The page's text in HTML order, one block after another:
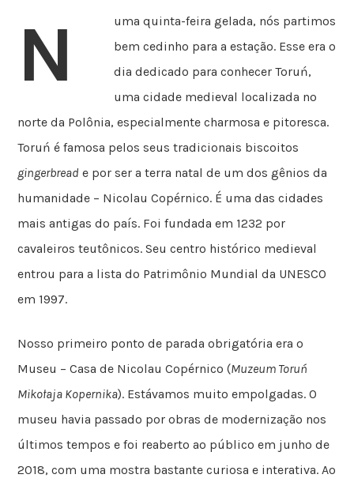
N
uma quinta-feira gelada, nós partimos
bem cedinho para a estação. Esse era o
dia dedicado para conhecer Toruń,
uma cidade medieval localizada no
norte da Polônia, especialmente charmosa e pitoresca.
Toruń é famosa pelos seus tradicionais biscoitos
gingerbread e por ser a terra natal de um dos gênios da
humanidade – Nicolau Copérnico. É uma das cidades
mais antigas do país. Foi fundada em 1232 por
cavaleiros teutônicos. Seu centro histórico medieval
entrou para a lista do Patrimônio Mundial da UNESCO
em 1997.
Nosso primeiro ponto de parada obrigatória era o
Museu – Casa de Nicolau Copérnico (Muzeum Toruń
Mikołaja Kopernika). Estávamos muito empolgadas. O
museu havia passado por obras de modernização nos
últimos tempos e foi reaberto ao público em junho de
2018, com uma mostra bastante curiosa e interativa. Ao